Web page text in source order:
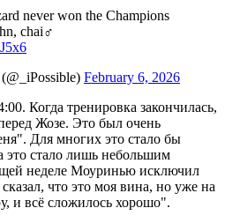
never won the Champions
chai‍♂️
February 6, 2026
Когда тренировка закончилась,
Жозе. Это был очень
Для многих это стало бы
это стало лишь небольшим
неделе Моуринью исключил
что это моя вина, но уже на
и всё сложилось хорошо".